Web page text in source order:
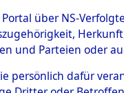
von
über NS-
und Parteien oder
persönlich dafür